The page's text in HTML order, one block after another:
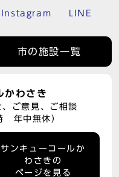
Instagram LINE
市の施設一覧
かわさき
ご意見、ご相談
年中無休）
サンキューコールか
わさきの
ページを見る